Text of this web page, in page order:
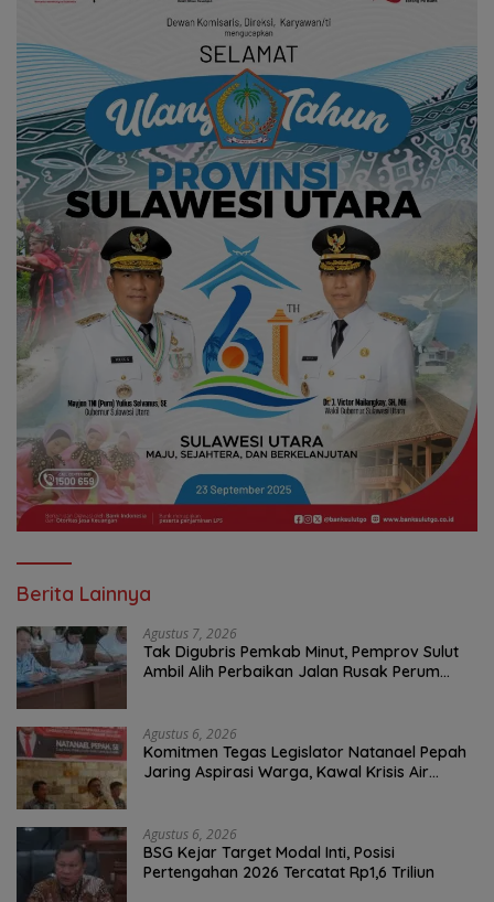
Berita Lainnya
Agustus 7, 2026
Tak Digubris Pemkab Minut, Pemprov Sulut
Ambil Alih Perbaikan Jalan Rusak Perum
Agustus 6, 2026
Komitmen Tegas Legislator Natanael Pepah
Jaring Aspirasi Warga, Kawal Krisis Air
Agustus 6, 2026
BSG Kejar Target Modal Inti, Posisi
Pertengahan 2026 Tercatat Rp1,6 Triliun